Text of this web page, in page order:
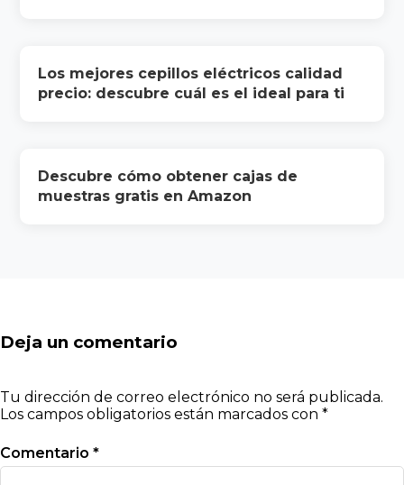
Los mejores cepillos eléctricos calidad
precio: descubre cuál es el ideal para ti
Descubre cómo obtener cajas de
muestras gratis en Amazon
Deja un comentario
Tu dirección de correo electrónico no será publicada.
Los campos obligatorios están marcados con *
Comentario *